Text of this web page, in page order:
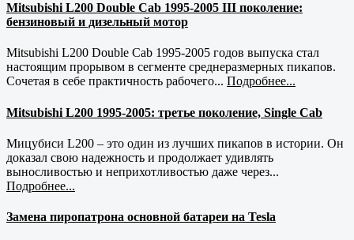
Mitsubishi L200 Double Cab 1995-2005 III поколение:
бензиновый и дизельный мотор
Mitsubishi L200 Double Cab 1995-2005 годов выпуска стал
настоящим прорывом в сегменте среднеразмерных пикапов.
Сочетая в себе практичность рабочего... Подробнее...
Mitsubishi L200 1995-2005: третье поколение, Single Cab
Мицубиси L200 – это один из лучших пикапов в истории. Он
доказал свою надежность и продолжает удивлять
выносливостью и неприхотливостью даже через...
Подробнее...
Замена пиропатрона основной батареи на Tesla